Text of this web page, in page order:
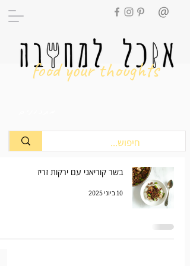
food your thoughts
בשר קוריאני עם ירקות זריז
10 ביוני 2025